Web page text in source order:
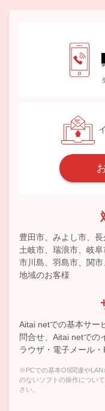
豊田市、みよし市、
土岐市、瑞浪市、岐
市川島、羽島市、関
地域のお客様
Aitai netでの基本サー
問合せ、Aitai netでの
ラウザ・電子メール
※PCでの基本OS関連やLAN
のないソフトの操作につい
さい。